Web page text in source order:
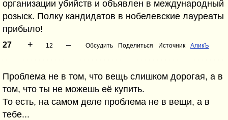
организации убийств и объявлен в международный
розыск. Полку кандидатов в нобелевские лауреаты
прибыло!
27 + 12 – Обсудить Поделиться Источник АликЪ
Проблема не в том, что вещь слишком дорогая, а в
том, что ты не можешь её купить.
То есть, на самом деле проблема не в вещи, а в
тебе...